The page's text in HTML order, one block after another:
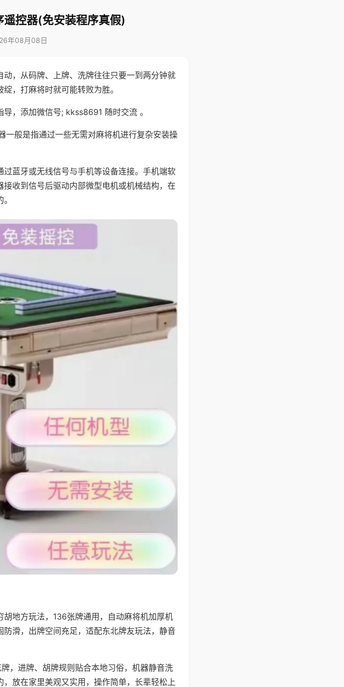
控器(免安装程序真假)
年08月08日
，从码牌、上牌、洗牌往往只要一到两分钟就
，打麻将时就可能转败为胜。
，添加微信号; kkss8691 随时交流 。
一般是指通过一些无需对麻将机进行复杂安装操
蓝牙或无线信号与手机等设备连接。手机端软
收到信号后驱动内部微型电机或机械结构，在
胡地方玩法，136张牌通用，自动麻将机加厚机
滑，出牌空间充足，适配东北牌友玩法，静音
，进牌、胡牌规则贴合本地习俗，机器静音洗
放在家里美观又实用，操作简单，长辈轻松上